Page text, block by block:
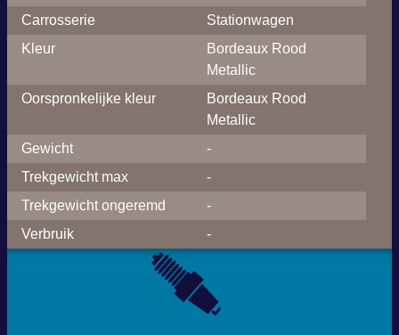
Carrosserie
Stationwagen
Kleur
Bordeaux Rood
Metallic
Oorspronkelijke kleur
Bordeaux Rood
Metallic
Gewicht
-
Trekgewicht max
-
Trekgewicht ongeremd
-
Verbruik
-